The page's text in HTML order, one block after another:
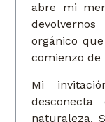
abre mi
orgánico
comienzo de
Mi
naturaleza.